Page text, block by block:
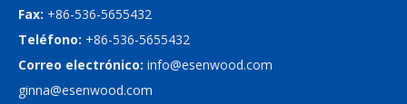
Fax: +86-536-5655432
Teléfono: +86-536-5655432
Correo electrónico: info@esenwood.com
ginna@esenwood.com